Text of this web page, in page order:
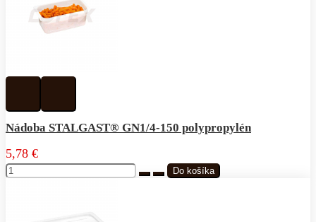
k
do
Nádoba STALGAST® GN1/4-150 polypropylén
5,78 €